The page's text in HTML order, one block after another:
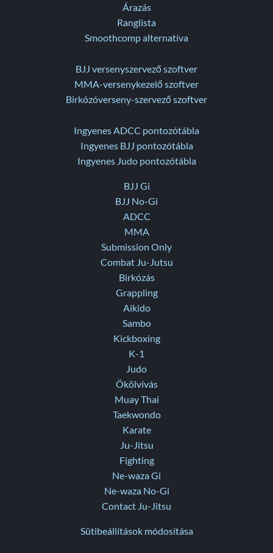
Árazás
Ranglista
Smoothcomp alternatíva
BJJ versenyszervező szoftver
MMA-versenykezelő szoftver
Birkózóverseny-szervező szoftver
Ingyenes ADCC pontozótábla
Ingyenes BJJ pontozótábla
Ingyenes Judo pontozótábla
BJJ Gi
BJJ No-Gi
ADCC
MMA
Submission Only
Combat Ju-Jutsu
Birkózás
Grappling
Aikido
Sambo
Kickboxing
K-1
Judo
Ökölvívás
Muay Thai
Taekwondo
Karate
Ju-Jitsu
Fighting
Ne-waza Gi
Ne-waza No-Gi
Contact Ju-Jitsu
Sütibeállítások módosítása